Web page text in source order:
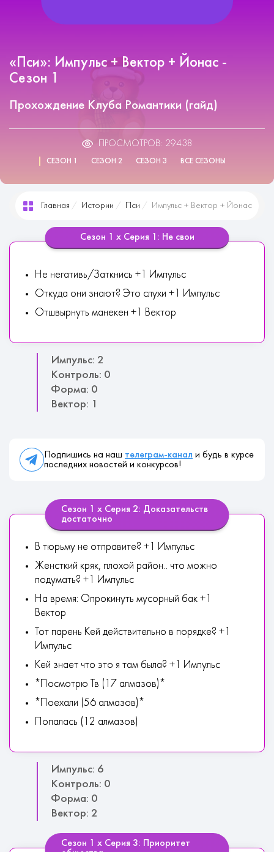
«Пси»: Импульс + Вектор + Йонас -
Сезон 1
Прохождение Клуба Романтики (гайд)
ПРОСМОТРОВ: 29438
СЕЗОН 1 СЕЗОН 2 СЕЗОН 3 ВСЕ СЕЗОНЫ
Главная Истории Пси Импульс + Вектор + Йонас
Сезон 1 х Серия 1: Не свои
Не негативь/Заткнись +1 Импульс
Откуда они знают? Это слухи +1 Импульс
Отшвырнуть манекен +1 Вектор
Импульс: 2
Контроль: 0
Форма: 0
Вектор: 1
Подпишись на наш телеграм-канал и будь в курсе
последних новостей и конкурсов!
Сезон 1 х Серия 2: Доказательств
достаточно
В тюрьму не отправите? +1 Импульс
Женсткий кряк, плохой район.. что можно
подумать? +1 Импульс
На время: Опрокинуть мусорный бак +1
Вектор
Тот парень Кей действительно в порядке? +1
Импульс
Кей знает что это я там была? +1 Импульс
*Посмотрю Тв (17 алмазов)*
*Поехали (56 алмазов)*
Попалась (12 алмазов)
Импульс: 6
Контроль: 0
Форма: 0
Вектор: 2
Сезон 1 х Серия 3: Приоритет